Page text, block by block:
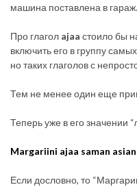
машина поставлена в
Про глагол ajaa стоило бы
включить его в группу
но таких глаголов с
Тем не менее один еще
Теперь уже в его значении “
Margariini ajaa saman
Если дословно, то